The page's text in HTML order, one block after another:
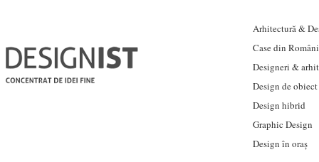
Arhitectură &
Case din
Designeri &
Design de obiect
Design hibrid
Graphic Design
Design în oraș